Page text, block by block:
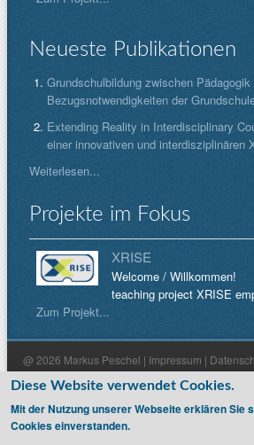
Neueste Publikationen
Grundschulbildung zwischen
Bezugsnotwendigkeiten der
Extending Reality in Interdisciplinary
einer innovativen und interdisziplinären
Weiterlesen...
Projekte im Fokus
XRISE
Welcome / Willkommen!
teaching project XRISE
Zum Projekt...
@ 2026 Markus Peschel | Impressum |
Haftungsausschluss
Diese Website verwendet Cookies.
Mit der Nutzung unserer Webseite erklären Sie
Cookies einverstanden.